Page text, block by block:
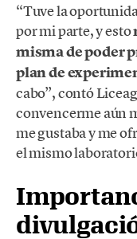
“Tuve la
por mi parte, y esto
misma de poder
plan de
cabo”, contó
convencerme aún
me gustaba y me
el mismo